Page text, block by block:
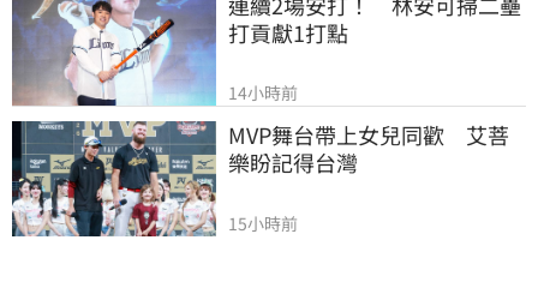
打貢獻1打點
14小時前
MVP舞台帶上女兒同歡　艾菩
樂盼記得台灣
15小時前